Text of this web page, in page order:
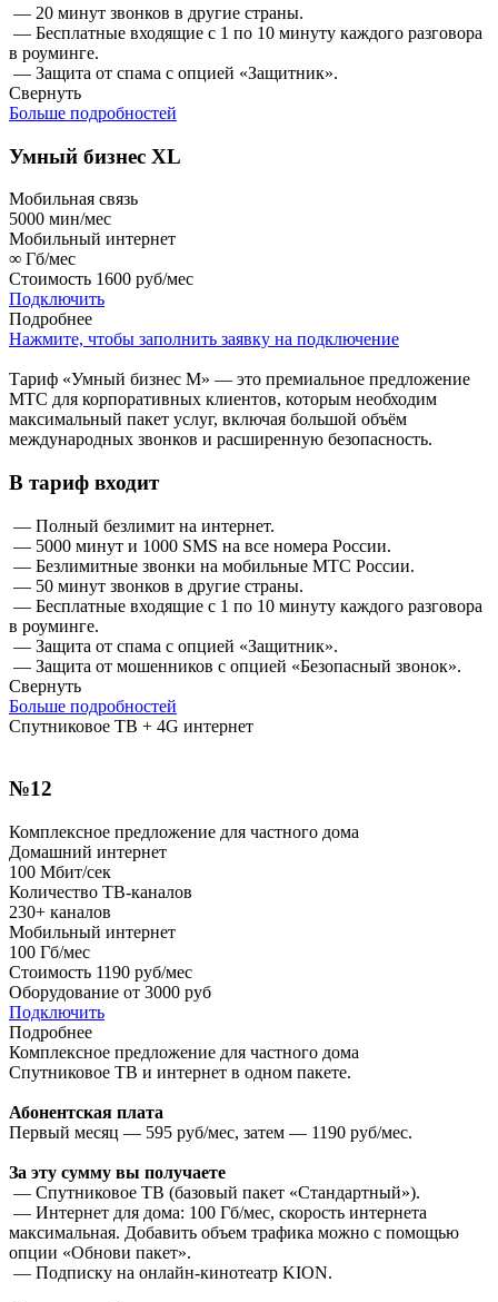
— 20 минут звонков в другие страны.
— Бесплатные входящие с 1 по 10 минуту каждого разговора
в роуминге.
— Защита от спама с опцией «Защитник».
Свернуть
Больше подробностей
Умный бизнес XL
Мобильная связь
5000 мин/мес
Мобильный интернет
∞ Гб/мес
Стоимость 1600 руб/мес
Подключить
Подробнее
Нажмите, чтобы заполнить заявку на подключение
Тариф «Умный бизнес М» — это премиальное предложение
МТС для корпоративных клиентов, которым необходим
максимальный пакет услуг, включая большой объём
международных звонков и расширенную безопасность.
В тариф входит
— Полный безлимит на интернет.
— 5000 минут и 1000 SMS на все номера России.
— Безлимитные звонки на мобильные МТС России.
— 50 минут звонков в другие страны.
— Бесплатные входящие с 1 по 10 минуту каждого разговора
в роуминге.
— Защита от спама с опцией «Защитник».
— Защита от мошенников с опцией «Безопасный звонок».
Свернуть
Больше подробностей
Спутниковое ТВ + 4G интернет
№12
Комплексное предложение для частного дома
Домашний интернет
100 Мбит/сек
Количество ТВ-каналов
230+ каналов
Мобильный интернет
100 Гб/мес
Стоимость 1190 руб/мес
Оборудование от 3000 руб
Подключить
Подробнее
Комплексное предложение для частного дома
Спутниковое ТВ и интернет в одном пакете.
Абонентская плата
Первый месяц — 595 руб/мес, затем — 1190 руб/мес.
За эту сумму вы получаете
— Спутниковое ТВ (базовый пакет «Стандартный»).
— Интернет для дома: 100 Гб/мес, скорость интернета
максимальная. Добавить объем трафика можно с помощью
опции «Обнови пакет».
— Подписку на онлайн-кинотеатр KION.